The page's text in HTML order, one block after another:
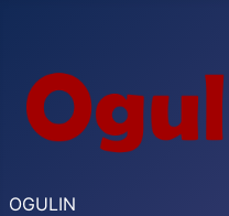
OGULIN